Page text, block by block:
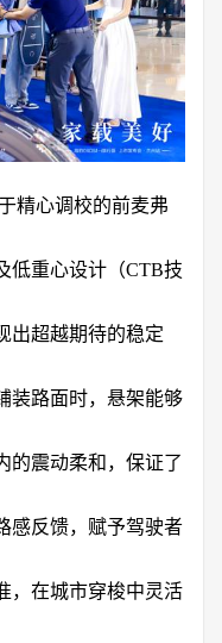
心调校的前麦弗
低重心设计（CTB技
出超越期待的稳定
装路面时，悬架能够
的震动柔和，保证了
感反馈，赋予驾驶者
，在城市穿梭中灵活